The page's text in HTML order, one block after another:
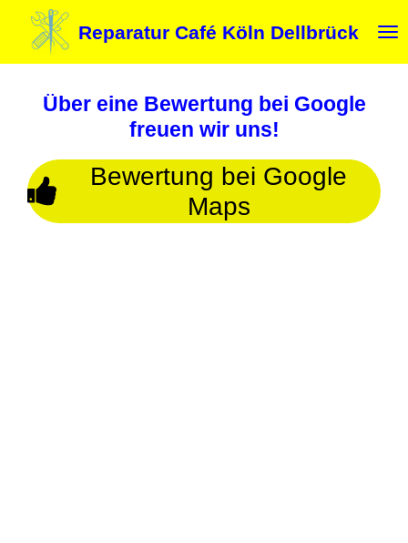
Zum
Hauptinhalt
Reparatur Café Köln Dellbrück
Über eine Bewertung bei Google
freuen wir uns!
Bewertung bei Google
Maps